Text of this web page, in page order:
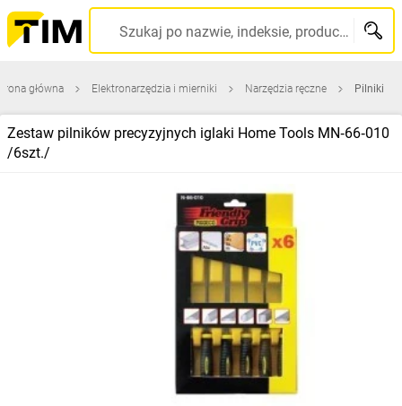
Szukaj po nazwie, indeksie, producencie, kodzie kreskowym...
główna Elektronarzędzia i mierniki Narzędzia ręczne Pilniki
Zestaw pilników precyzyjnych iglaki Home Tools MN‑66‑010
/6szt./